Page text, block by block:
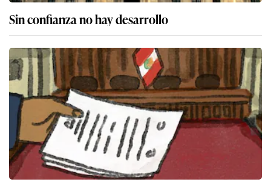
Sin confianza no hay desarrollo